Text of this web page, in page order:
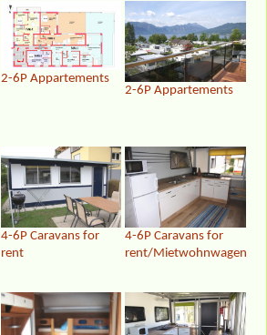
2-6P Appartements
2-6P Appartements
4-6P Caravans for
rent
4-6P Caravans for
rent/Mietwohnwagen